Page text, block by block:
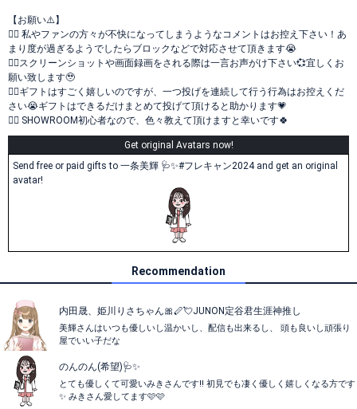
【お願い⚠️】
🙇‍♀️ 私やファンの方々が不快になってしまうようなコメントはお控え下さい！あ
まり度が過ぎるようでしたらブロックなどで対応させて頂きます😭
🙇‍♀️スクリーンショットや画面録画をされる際は一言お声がけ下さい💞宜しくお
願い致します🥹
🙇‍♀️ギフトはすごく嬉しいのですが、一つ投げを連続して行う行為はお控えくだ
さい😭ギフトはできるだけまとめて投げて頂けると助かります💗
🙇‍♀️ SHOWROOM初心者なので、色々教えて頂けますと幸いです🍀
Get original Avatars now!
Send free or paid gifts to 一条美輝 🩺✨️#フレキャン2024 and get an original
avatar!
Recommendation
内田晟、姫川りさちゃん🎀🪈💘JUNON定谷君生涯神推し
美輝さんはいつも優しいし温かいし、配信も出来るし、 頭も良いし頑張り
屋でいい子だな
のんのん(希望)🩺✨
とても優しくて可愛いみきさんです‼️ 初見でも凄く優しく嬉しくなる方です
✨ みきさん愛してます🩷🩷